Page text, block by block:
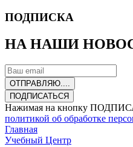
ПОДПИСКА
НА НАШИ
ОТПРАВЛЯЮ....
ПОДПИСАТЬСЯ
Нажимая на кнопку
политикой об обработке
Главная
Учебный Центр